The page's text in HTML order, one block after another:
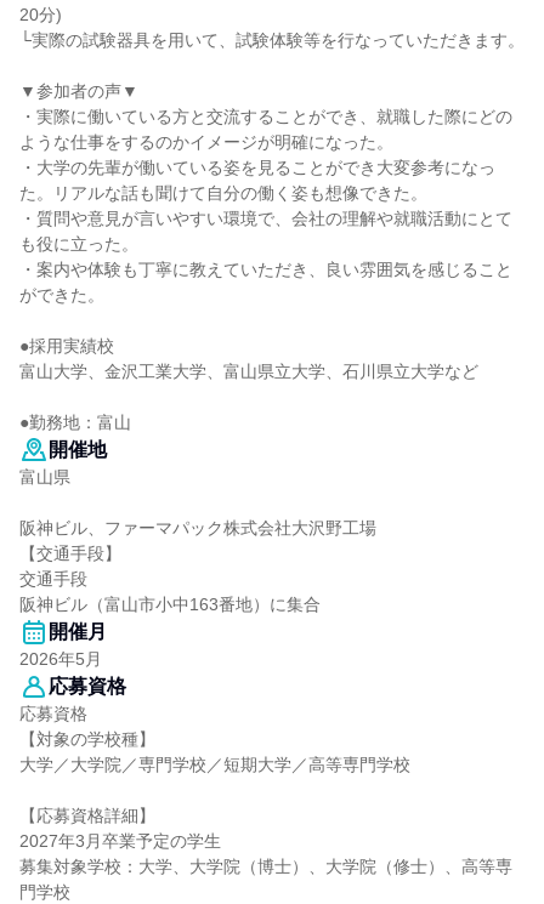
20分)
└実際の試験器具を用いて、試験体験等を行なっていただきます。
▼参加者の声▼
・実際に働いている方と交流することができ、就職した際にどの
ような仕事をするのかイメージが明確になった。
・大学の先輩が働いている姿を見ることができ大変参考になっ
た。リアルな話も聞けて自分の働く姿も想像できた。
・質問や意見が言いやすい環境で、会社の理解や就職活動にとて
も役に立った。
・案内や体験も丁寧に教えていただき、良い雰囲気を感じること
ができた。
●採用実績校
富山大学、金沢工業大学、富山県立大学、石川県立大学など
●勤務地：富山
開催地
富山県
阪神ビル、ファーマパック株式会社大沢野工場
【交通手段】
交通手段
阪神ビル（富山市小中163番地）に集合
開催月
2026年5月
応募資格
応募資格
【対象の学校種】
大学／大学院／専門学校／短期大学／高等専門学校
【応募資格詳細】
2027年3月卒業予定の学生
募集対象学校：大学、大学院（博士）、大学院（修士）、高等専
門学校